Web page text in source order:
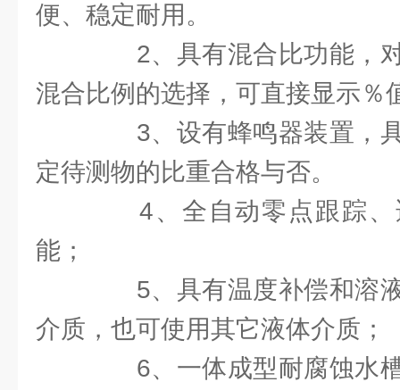
便、稳定耐用。
2、具有混合比功能，对
混合比例的选择，可直接显示％
3、设有蜂鸣器装置，具
定待测物的比重合格与否。
4、全自动零点跟踪、
能；
5、具有温度补偿和溶液
介质，也可使用其它液体介质；
6、一体成型耐腐蚀水槽